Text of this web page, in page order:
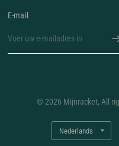
E‑mail
© 2026 Mijnracket, All
Land/regio
bijwerken